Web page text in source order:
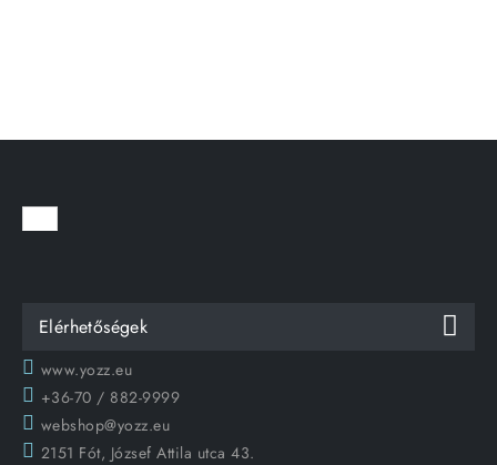
Elérhetőségek
www.yozz.eu
+36-70 / 882-9999
webshop@yozz.eu
2151 Fót, József Attila utca 43.